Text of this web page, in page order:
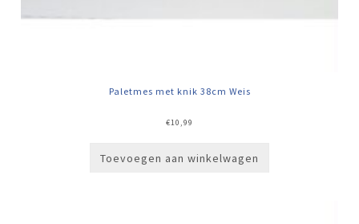
Paletmes met knik 38cm Weis
€10,99
Toevoegen aan winkelwagen